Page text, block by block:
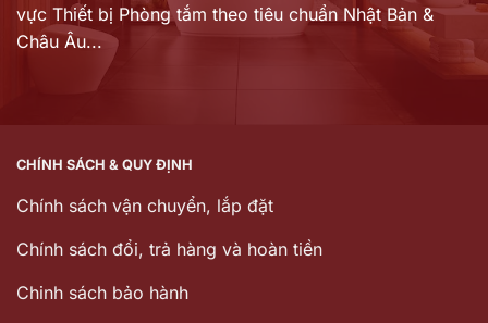
vực Thiết bị Phòng tắm theo tiêu chuẩn Nhật Bản &
Châu Âu...
CHÍNH SÁCH & QUY ĐỊNH
Chính sách vận chuyển, lắp đặt
Chính sách đổi, trả hàng và hoàn tiền
Chinh sách bảo hành